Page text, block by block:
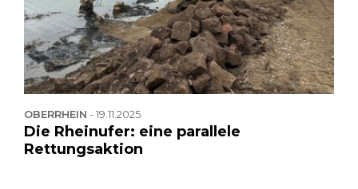
OBERRHEIN -19.11.2025
Die Rheinufer: eine parallele
Rettungsaktion